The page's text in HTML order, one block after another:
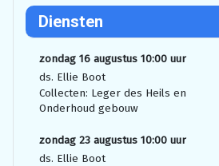
Diensten
zondag 16 augustus 10:00 uur
ds. Ellie Boot
Collecten: Leger des Heils en
Onderhoud gebouw
zondag 23 augustus 10:00 uur
ds. Ellie Boot